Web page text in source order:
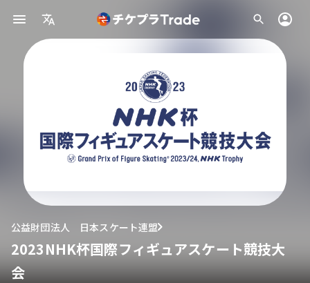
公益財団法人 日本スケート連盟
2023NHK杯国際フィギュアスケート競技大
会